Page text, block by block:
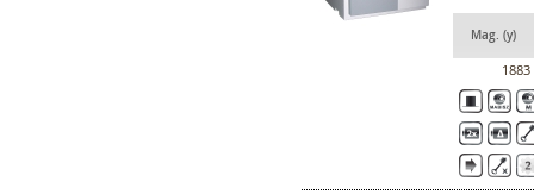
Mag. (y)
1883